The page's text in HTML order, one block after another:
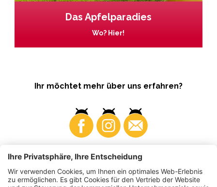
Das Apfelparadies
Wo? Hier!
Ihr möchtet mehr über uns erfahren?
Business Produzenten